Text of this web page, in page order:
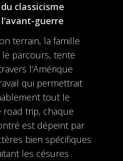
classicisme
guerre
terrain, la famille
parcours, tente
l’Amérique
qui permettrait
tout le
road trip, chaque
est dépeint par
bien spécifiques
les césures